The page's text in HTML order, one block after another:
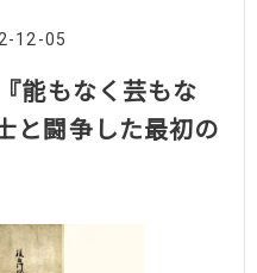
12-05
能もなく芸もな
と闘争した最初の